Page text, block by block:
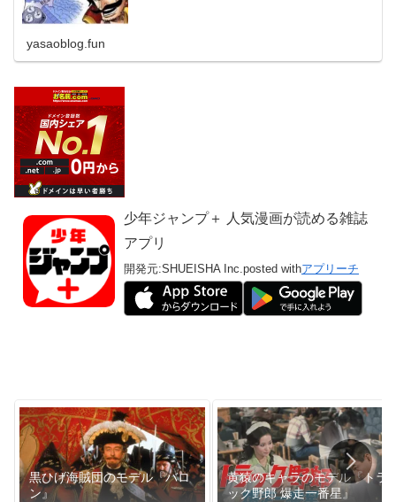
yasaoblog.fun
少年ジャンプ＋ 人気漫画が読める雑誌
アプリ
開発元:SHUEISHA Inc. posted withアプリーチ
黒ひげ海賊団のモデル『バロ
ン』
黄猿のキャラのモデル『トラ
ック野郎 爆走一番星』